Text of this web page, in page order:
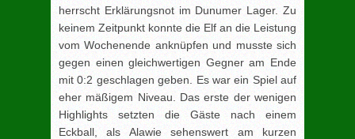
herrscht Erklärungsnot im Dunumer Lager. Zu
keinem Zeitpunkt konnte die Elf an die Leistung
vom Wochenende anknüpfen und musste sich
gegen einen gleichwertigen Gegner am Ende
mit 0:2 geschlagen geben. Es war ein Spiel auf
eher mäßigem Niveau. Das erste der wenigen
Highlights setzten die Gäste nach einem
Eckball, als Alawie sehenswert am kurzen